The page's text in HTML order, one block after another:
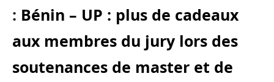
: Bénin – UP : plus de cadeaux
aux membres du jury lors des
soutenances de master et de